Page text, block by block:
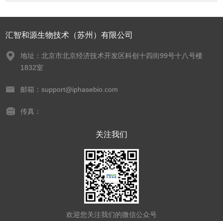
汇智和源生物技术（苏州）有限公司
地址：北京市北京经济技术开发区科创十四街99号十八号楼
1832室
邮箱：support@iphasebio.com
传真：
关注我们
欢迎您关注我们的微信公众号